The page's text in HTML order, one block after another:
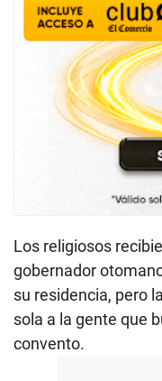
Los religiosos
gobernador
su residencia, pero
sola a la gente que
convento.